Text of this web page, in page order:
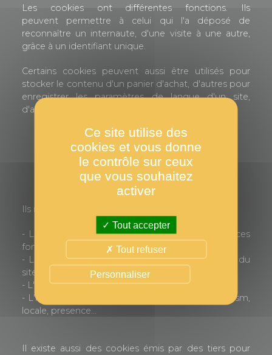
Les cookies ont différentes fonctions. Ils
peuvent permettre à celui qui l'a déposé de
reconnaître un internaute, d'une visite à une autre,
grâce à un identifiant unique.
Certains cookies peuvent aussi être utilisés pour
stocker le contenu d'un panier d'achat, d'autres pour
enregistrer les paramètres de langue d'un site,
d'autres encore pour faire de la publicité ciblée.
POURQUOI UTILISONS-NOUS DES COOKIES ?
Ils nous permettent plusieurs choses :
- Le bon fonctionnement du site et de toutes ces
fonctionnalités : PHPSESSID
- La mesure de l'audience et des performances du
site : _utma, _utmb, _utmc... _utmz
- L'interfaçage avec Google Analytics : _ga
- L'intégration des réseaux sociaux : act, c_user, csm,
locale, presence...
Il existe aussi des cookies émis par des tiers pour
Ce site utilise des
cookies et vous donne
le contrôle sur ceux
que vous souhaitez
activer
Tout accepter
Tout refuser
Personnaliser